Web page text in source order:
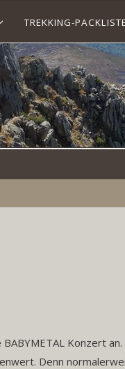
TREKKING-
Konzert
Denn